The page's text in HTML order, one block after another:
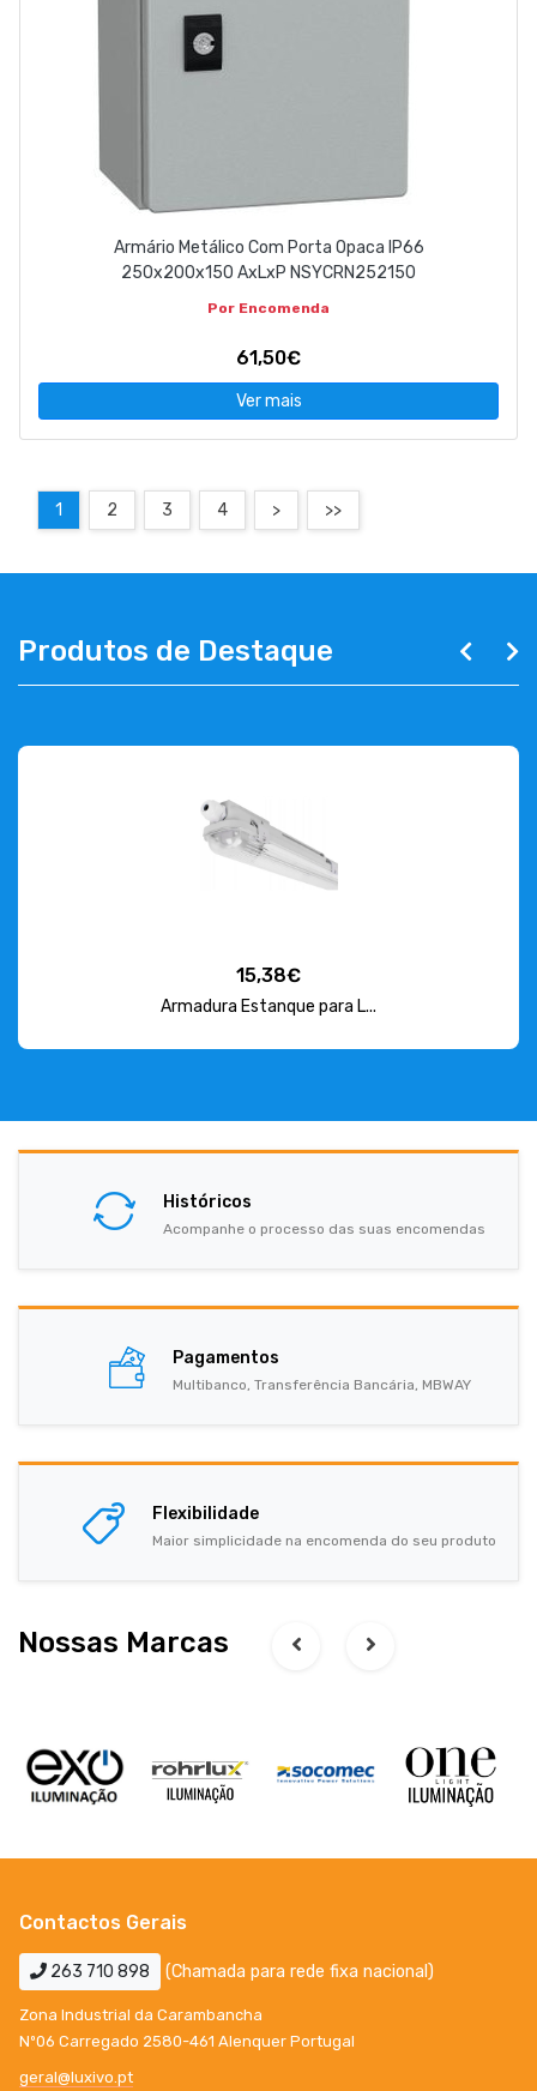
Armário Metálico Com Porta Opaca IP66
250x200x150 AxLxP NSYCRN252150
Por Encomenda
61,50€
Ver mais
1 2 3 4 > >>
Produtos de Destaque
15,38€
Armadura Estanque para L...
Históricos
Acompanhe o processo das suas encomendas
Pagamentos
Multibanco, Transferência Bancária, MBWAY
Flexibilidade
Maior simplicidade na encomenda do seu produto
Nossas Marcas
Contactos Gerais
263 710 898 (Chamada para rede fixa nacional)
Zona Industrial da Carambancha
Nº06 Carregado 2580-461 Alenquer Portugal
geral@luxivo.pt